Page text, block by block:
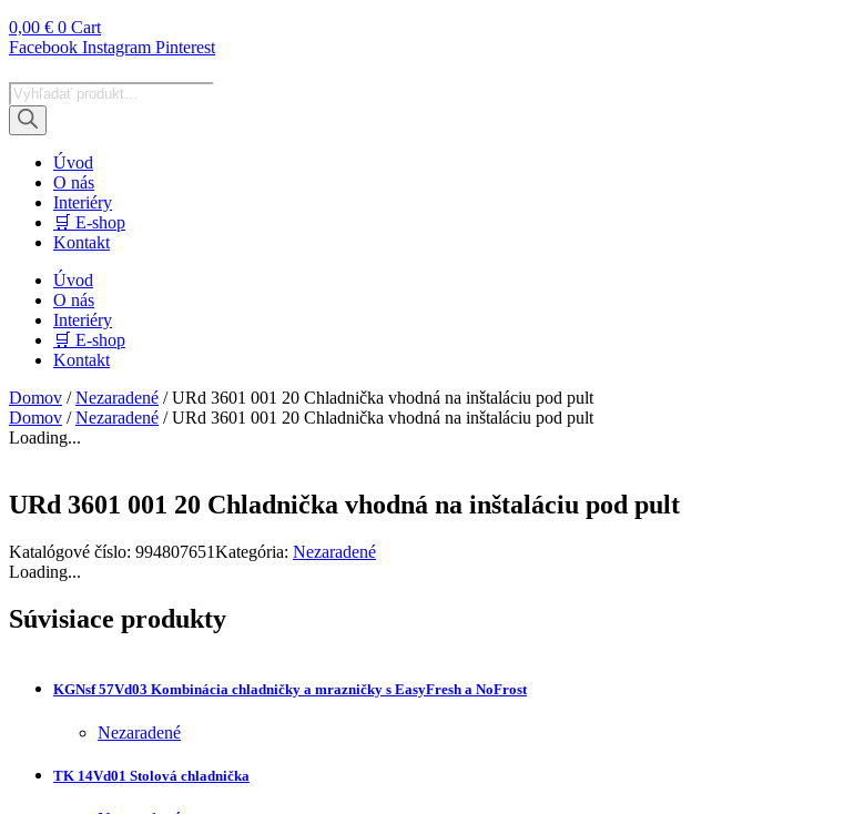
0,00 € 0 Cart
Facebook Instagram Pinterest
Products
search
Úvod
O nás
Interiéry
🛒 E-shop
Kontakt
Úvod
O nás
Interiéry
🛒 E-shop
Kontakt
Domov /Nezaradené / URd 3601 001 20 Chladnička vhodná na inštaláciu pod pult
Domov /Nezaradené / URd 3601 001 20 Chladnička vhodná na inštaláciu pod pult
Loading...
URd 3601 001 20 Chladnička vhodná na inštaláciu pod pult
Katalógové číslo: 994807651Kategória: Nezaradené
Loading...
Súvisiace produkty
KGNsf 57Vd03 Kombinácia chladničky a mrazničky s EasyFresh a NoFrost
Nezaradené
TK 14Vd01 Stolová chladnička